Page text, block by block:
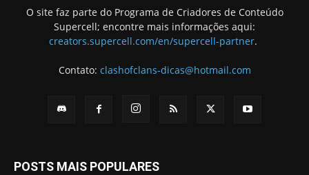
O site faz parte do Programa de Criadores de Conteúdo
Supercell; encontre mais informações aqui:
creators.supercell.com/en/supercell-partner.
Contato: clashofclans-dicas@hotmail.com
POSTS MAIS POPULARES